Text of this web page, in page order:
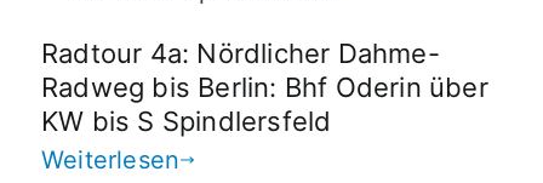
Radtour 4a: Nördlicher Dahme-
Radweg bis Berlin: Bhf Oderin über
KW bis S Spindlersfeld
Weiterlesen